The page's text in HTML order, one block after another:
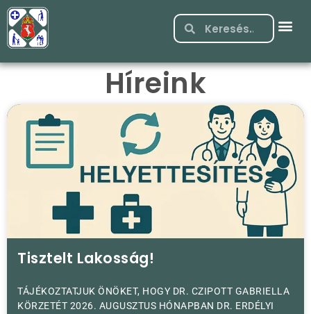
Híreink
Tisztelt Lakosság!
TÁJÉKOZTATJUK ÖNÖKET, HOGY DR. CZIPOTT GABRIELLA
KÖRZETÉT 2026. AUGUSZTUS HÓNAPBAN DR. ERDÉLYI